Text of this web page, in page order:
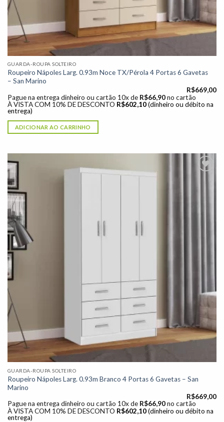
GUARDA-ROUPA SOLTEIRO
Roupeiro Nápoles Larg. 0.93m Noce TX/Pérola 4 Portas 6 Gavetas
– San Marino
R$669,00
Pague na entrega dinheiro ou cartão 10x de R$66,90 no cartão
À VISTA COM 10% DE DESCONTO R$602,10 (dinheiro ou débito na
entrega)
ADICIONAR AO CARRINHO
GUARDA-ROUPA SOLTEIRO
Roupeiro Nápoles Larg. 0.93m Branco 4 Portas 6 Gavetas – San
Marino
R$669,00
Pague na entrega dinheiro ou cartão 10x de R$66,90 no cartão
À VISTA COM 10% DE DESCONTO R$602,10 (dinheiro ou débito na
entrega)